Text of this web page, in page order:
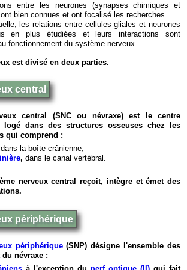
entre les neurones (synapses chimiques et
bien connues et ont focalisé les recherches.
les relations entre cellules gliales et neurones
en plus étudiées et leurs interactions sont
fonctionnement du système nerveux.
est divisé en deux parties.
central
central (SNC ou névraxe) est le centre
logé dans des structures osseuses chez les
qui comprend :
dans la boîte crânienne,
, dans le canal vertébral.
nerveux central reçoit, intègre et émet des
périphérique
périphérique(SNP) désigne l'ensemble des
névraxe :